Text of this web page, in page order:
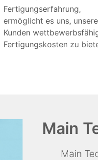
Fertigungserfahrung,
ermöglicht es uns,
Kunden
Fertigungskosten zu
Main
Main